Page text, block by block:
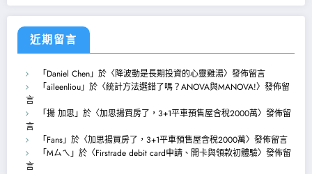
近期留言
「Daniel Chen」於〈降波動是長期投資的心靈雞湯〉發佈留言
「aileenliou」於〈統計方法選錯了嗎？ANOVA與MANOVA!〉發佈留
言
「揚 加思」於〈加思揚買房了，3+1平車預售屋含稅2000萬〉發佈留
言
「Fans」於〈加思揚買房了，3+1平車預售屋含稅2000萬〉發佈留言
「Mㄙㄟ」於〈Firstrade debit card申請、開卡與領款初體驗〉發佈留
言